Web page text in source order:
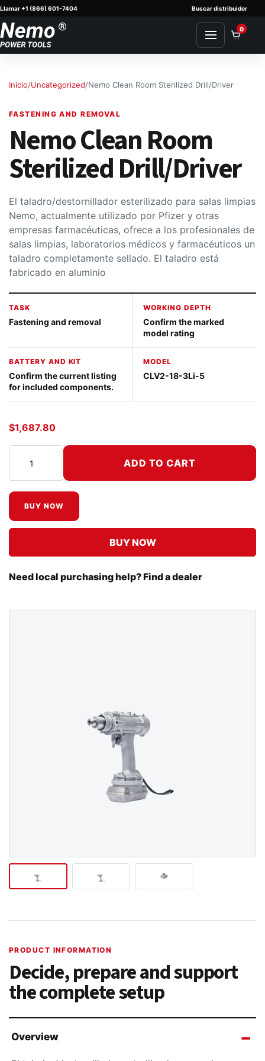
Skip to content
Llamar +1 (866) 601-7404 Buscar distribuidor
0
Inicio/Uncategorized/Nemo Clean Room Sterilized Drill/Driver
FASTENING AND REMOVAL
Nemo Clean Room
Sterilized Drill/Driver
El taladro/destornillador esterilizado para salas limpias
Nemo, actualmente utilizado por Pfizer y otras
empresas farmacéuticas, ofrece a los profesionales de
salas limpias, laboratorios médicos y farmacéuticos un
taladro completamente sellado. El taladro está
fabricado en aluminio
TASK
Fastening and removal
WORKING DEPTH
Confirm the marked
model rating
BATTERY AND KIT
Confirm the current listing
for included components.
MODEL
CLV2-18-3Li-5
$1,687.80
Nemo Clean Room Sterilized Drill/Driver cantidad
ADD TO CART
BUY NOW
BUY NOW
Need local purchasing help? Find a dealer
PRODUCT INFORMATION
Decide, prepare and support
the complete setup
Overview